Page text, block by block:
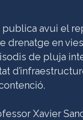
publica avui el
drenatge en
de pluja
Xavier